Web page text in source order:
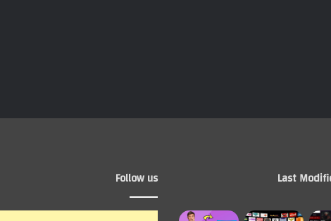
Last
Follow us